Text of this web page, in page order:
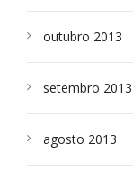
outubro 2013
setembro 2013
agosto 2013